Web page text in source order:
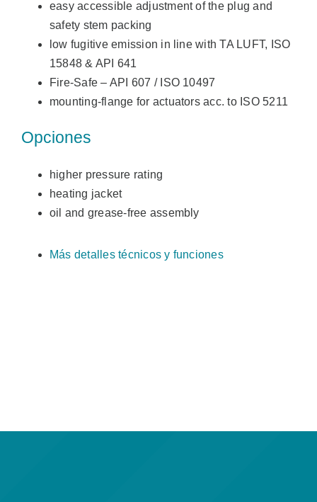
easy accessible adjustment of the plug and
safety stem packing
low fugitive emission in line with TA LUFT, ISO
15848 & API 641
Fire-Safe – API 607 / ISO 10497
mounting-flange for actuators acc. to ISO 5211
Opciones
higher pressure rating
heating jacket
oil and grease-free assembly
Más detalles técnicos y funciones